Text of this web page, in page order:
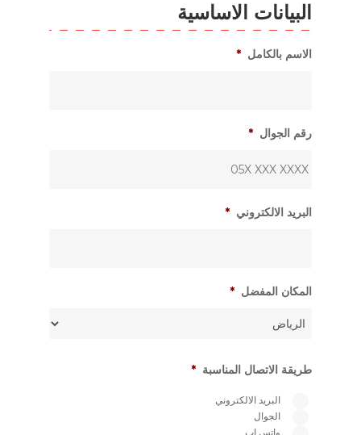
البيانات الاساسية
الاسم بالكامل *
رقم الجوال *
البريد الالكتروني *
المكان المفضل *
طريقة الاتصال المناسبة *
البريد الالكتروني
الجوال
واتس اب